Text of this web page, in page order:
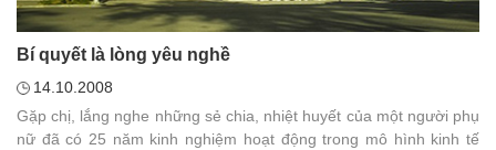
Bí quyết là lòng yêu nghề
14.10.2008
Gặp chị, lắng nghe những sẻ chia, nhiệt huyết của một người phụ
nữ đã có 25 năm kinh nghiệm hoạt động trong mô hình kinh tế